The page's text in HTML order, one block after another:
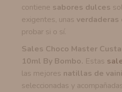
contiene sabores dulces
exigentes, unas verdaderas
probar si o sí.
Sales Choco Master
10ml By Bombo. Estas
las mejores natillas de
seleccionadas y